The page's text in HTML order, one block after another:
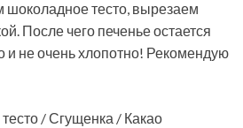
шоколадное тесто, вырезаем
После чего печенье остается
и не очень хлопотно! Рекомендую
/ Сгущенка / Какао